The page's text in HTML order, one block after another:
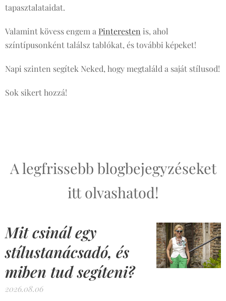
tapasztalataidat.
Valamint kövess engem a Pinteresten is, ahol
színtípusonként találsz tablókat, és további képeket!
Napi szinten segítek Neked, hogy megtaláld a saját stílusod!
Sok sikert hozzá!
A legfrissebb blogbejegyzéseket
itt olvashatod!
Mit csinál egy
stílustanácsadó, és
miben tud segíteni?
2026.08.06